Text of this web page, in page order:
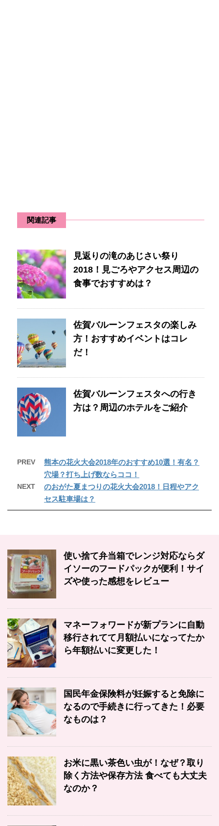
関連記事
見返りの滝のあじさい祭り
2018！見ごろやアクセス周辺の
食事でおすすめは？
佐賀バルーンフェスタの楽しみ
方！おすすめイベントはコレ
だ！
佐賀バルーンフェスタへの行き
方は？周辺のホテルをご紹介
PREV
熊本の花火大会2018年のおすすめ10選！有名？
穴場？打ち上げ数ならココ！
NEXT
のおがた夏まつりの花火大会2018！日程やアク
セス駐車場は？
使い捨て弁当箱でレンジ対応ならダ
イソーのフードパックが便利！サイ
ズや使った感想をレビュー
マネーフォワードが新プランに自動
移行されてて月額払いになってたか
ら年額払いに変更した！
国民年金保険料が妊娠すると免除に
なるので手続きに行ってきた！必要
なものは？
お米に黒い茶色い虫が！なぜ？取り
除く方法や保存方法 食べても大丈夫
なのか？